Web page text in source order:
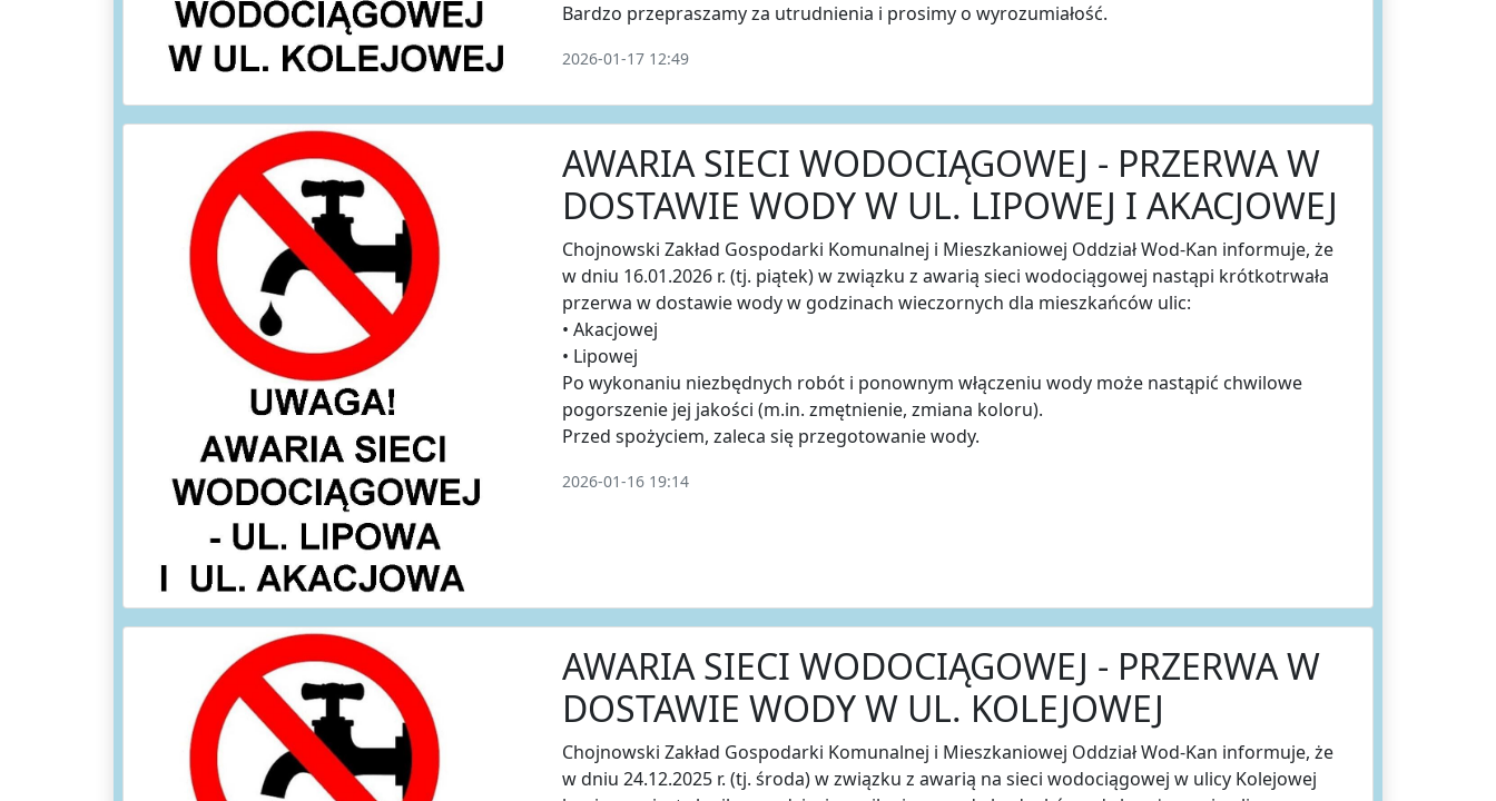
Bardzo przepraszamy za utrudnienia i prosimy o wyrozumiałość.
2026-01-17 12:49
AWARIA SIECI WODOCIĄGOWEJ - PRZERWA W
DOSTAWIE WODY W UL. LIPOWEJ I AKACJOWEJ
Chojnowski Zakład Gospodarki Komunalnej i Mieszkaniowej Oddział Wod-Kan informuje, że
w dniu 16.01.2026 r. (tj. piątek) w związku z awarią sieci wodociągowej nastąpi krótkotrwała
przerwa w dostawie wody w godzinach wieczornych dla mieszkańców ulic:
• Akacjowej
• Lipowej
Po wykonaniu niezbędnych robót i ponownym włączeniu wody może nastąpić chwilowe
pogorszenie jej jakości (m.in. zmętnienie, zmiana koloru).
Przed spożyciem, zaleca się przegotowanie wody.
2026-01-16 19:14
AWARIA SIECI WODOCIĄGOWEJ - PRZERWA W
DOSTAWIE WODY W UL. KOLEJOWEJ
Chojnowski Zakład Gospodarki Komunalnej i Mieszkaniowej Oddział Wod-Kan informuje, że
w dniu 24.12.2025 r. (tj. środa) w związku z awarią na sieci wodociągowej w ulicy Kolejowej